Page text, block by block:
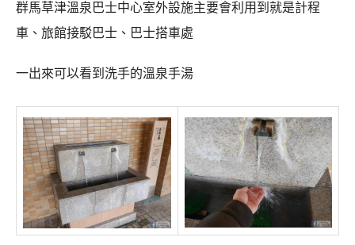
群馬草津溫泉巴士中心室外設施主要會利用到就是計程
車、旅館接駁巴士、巴士搭車處
一出來可以看到洗手的溫泉手湯